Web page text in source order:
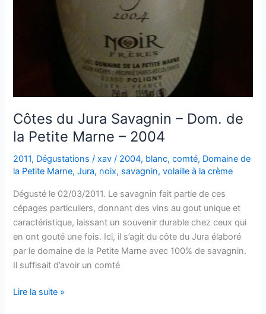
Côtes du Jura Savagnin – Dom. de
la Petite Marne – 2004
2011, Dégustations /xav/ 2004, blanc,comté, Domaine de
la Petite Marne,Jura, noix, savagnin,volaille à la crème
Dégusté le 02/03/2011. Le savagnin fait partie de ces
cépages particuliers, donnant des vins au gout unique et
caractéristique, laissant un souvenir durable chez ceux qui
en ont gouté une fois. Ici, il s’agit du côte du Jura élaboré
par le domaine de la Petite Marne avec 100% de savagnin.
Il suffisait d’avoir un comté
Côtes
Lire la suite »